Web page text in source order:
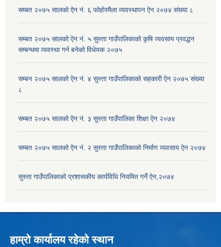
सम्बत २०७५ सालको ऐन नं. ६ फोहोरमैला व्यवस्थापन ऐन २०७४ संख्या ८
सम्बत २०७५ सालको ऐन नं. ५ सुस्ता गाउँपालिकाको कृषि व्यवसाय प्रवद्धन
सम्बन्धमा व्यवस्था गर्न बनेको विधेयक २०७५
सम्बन २०७५ सालको ऐन नं. ४ सुस्ता गाउँपालिकाको सहकारी ऐन २०७५ संख्या
८
सम्बत २०७५ सालको ऐन नं. ३ सुस्ता गाउँपालिका शिक्षा ऐन २०७४
सम्बत २०७५ सालको ऐन नं. २ सुस्ता गाउँपालिकाको निर्माण व्यवसाय ऐन २०७४
सुस्ता गाउँपालिकाको प्रशासकीय कार्यविधि नियमित गर्ने ऐन,२०७४
हाम्रो कार्यालय रहेको स्थान